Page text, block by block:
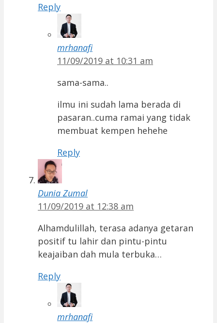
Reply
mrhanafi
11/09/2019 at 10:31 am
sama-sama..
ilmu ini sudah lama berada di
pasaran..cuma ramai yang tidak
membuat kempen hehehe
Reply
Dunia Zumal
11/09/2019 at 12:38 am
Alhamdulillah, terasa adanya getaran
positif tu lahir dan pintu-pintu
keajaiban dah mula terbuka…
Reply
mrhanafi